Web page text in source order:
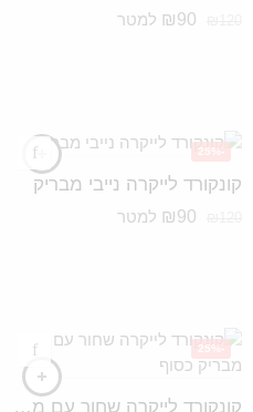
₪90 למטר
-25%
קונקורד לייקרה נייבי מבריק
₪90 למטר
-25%
קונקורד לייקרה שחור עם מבריק כסוף